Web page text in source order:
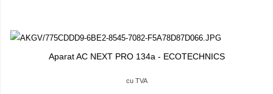
Aparat AC NEXT PRO 134a - ECOTECHNICS
cu TVA